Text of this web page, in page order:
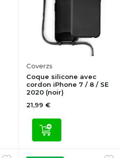
Coverzs
Coque silicone avec
cordon iPhone 7 / 8 / SE
2020 (noir)
21,99 €